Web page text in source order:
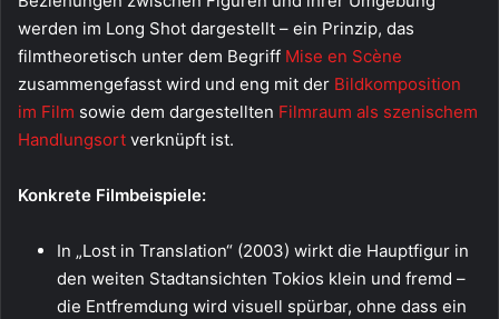
werden im Long Shot dargestellt – ein Prinzip, das
filmtheoretisch unter dem Begriff Mise en Scène
zusammengefasst wird und eng mit der Bildkomposition
im Film sowie dem dargestellten Filmraum als szenischem
Handlungsort verknüpft ist.
Konkrete Filmbeispiele:
In „Lost in Translation“ (2003) wirkt die Hauptfigur in
den weiten Stadtansichten Tokios klein und fremd –
die Entfremdung wird visuell spürbar, ohne dass ein